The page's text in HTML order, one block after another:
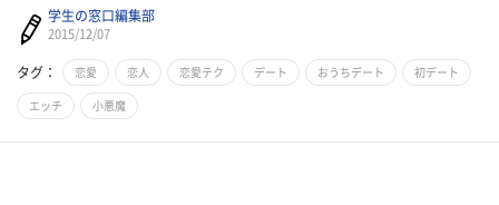
学生の窓口編集部
2015/12/07
タグ： 恋愛 恋人 恋愛テク デート おうちデート 初デート
エッチ 小悪魔